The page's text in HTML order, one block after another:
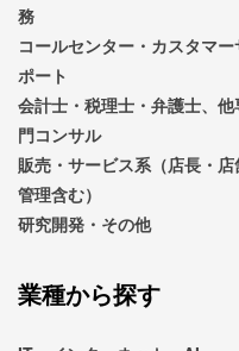
務
コールセンター・カスタマー
ポート
会計士・税理士・弁護士、他
門コンサル
販売・サービス系（店長・店
管理含む）
研究開発・その他
業種から探す